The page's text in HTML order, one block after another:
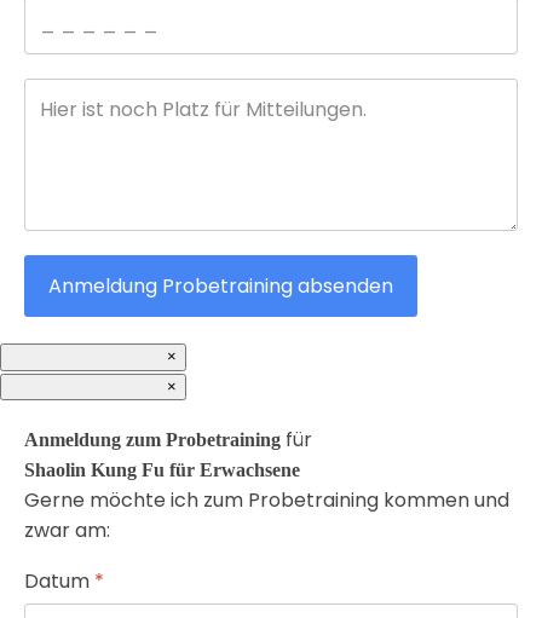
Anmeldung Probetraining absenden
×
×
Anmeldung zum Probetraining für
Shaolin Kung Fu für Erwachsene
Gerne möchte ich zum Probetraining kommen und
zwar am:
Datum *